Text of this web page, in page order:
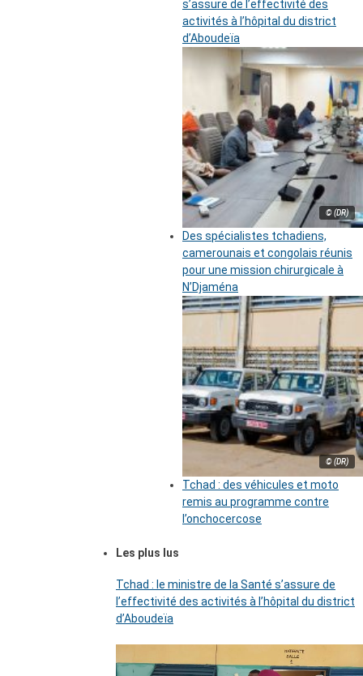
s’assure de l’effectivité des
activités à l’hôpital du district
d’Aboudeïa
© (DR)
Des spécialistes tchadiens,
camerounais et congolais réunis
pour une mission chirurgicale à
N’Djaména
© (DR)
Tchad : des véhicules et moto
remis au programme contre
l’onchocercose
Les plus lus
Tchad : le ministre de la Santé s’assure de
l’effectivité des activités à l’hôpital du district
d’Aboudeïa